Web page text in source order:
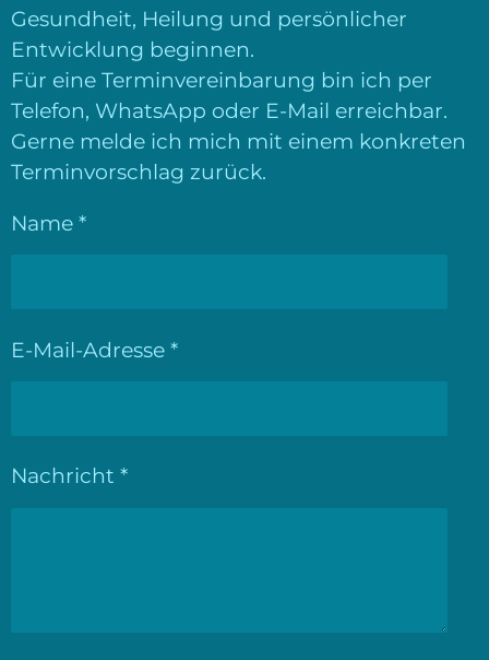
Gesundheit, Heilung und persönlicher
Entwicklung beginnen.
Für eine Terminvereinbarung bin ich per
Telefon, WhatsApp oder E-Mail erreichbar.
Gerne melde ich mich mit einem konkreten
Terminvorschlag zurück.
Name *
E-Mail-Adresse *
Nachricht *